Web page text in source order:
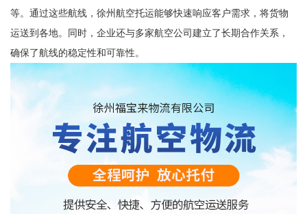
等。通过这些航线，徐州航空托运能够快速响应客户需求，将货物
运送到各地。同时，企业还与多家航空公司建立了长期合作关系，
确保了航线的稳定性和可靠性。